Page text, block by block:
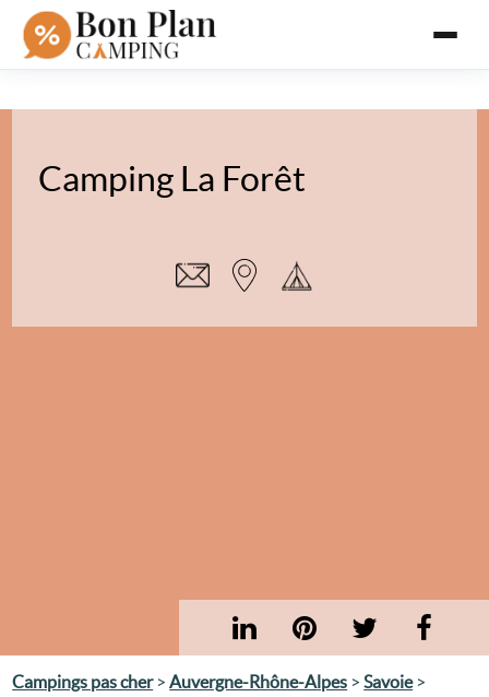
Camping La Forêt
Campings pas cher>Auvergne-Rhône-Alpes >Savoie >